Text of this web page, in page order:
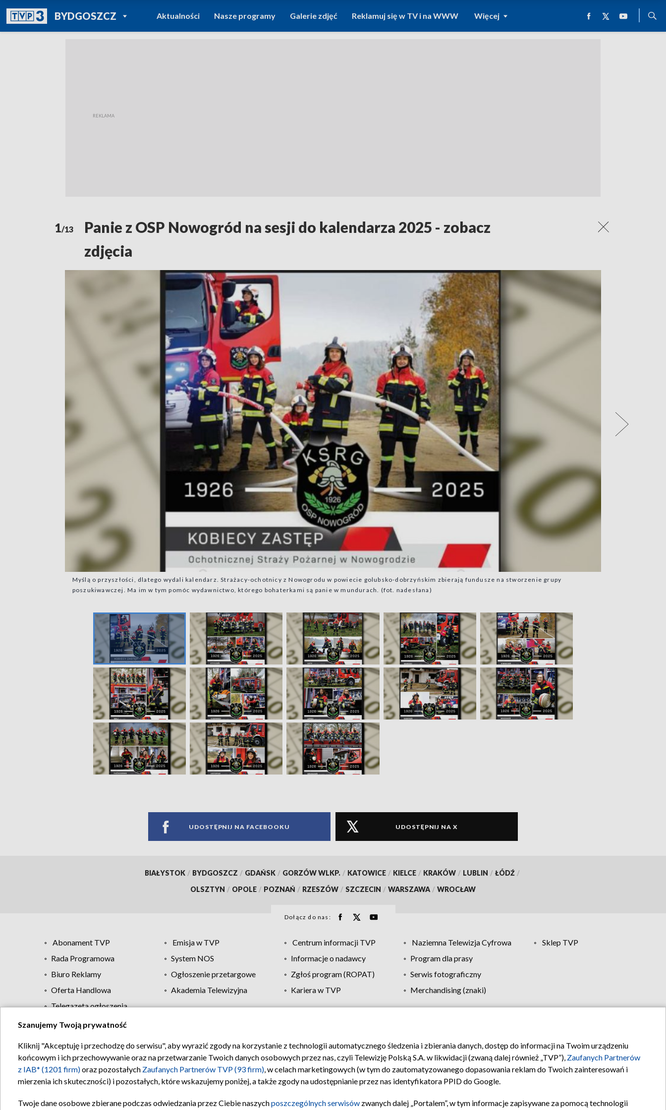
BYDGOSZCZPOWRÓT DO
TVP REGIONY
Aktualności Nasze programy Galerie zdjęć Reklamuj się w TV i na WWW Więcej
1/13
Panie z OSP Nowogród na sesji do kalendarza 2025 - zobacz
zdjęcia
Myślą o przyszłości, dlatego wydali kalendarz. Strażacy-ochotnicy z Nowogrodu w powiecie golubsko-dobrzyńskim zbierają fundusze na stworzenie grupy
poszukiwawczej. Ma im w tym pomóc wydawnictwo, którego bohaterkami są panie w mundurach. (fot. nadesłana)
UDOSTĘPNIJ NA FACEBOOKU UDOSTĘPNIJ NA X
BIAŁYSTOK / BYDGOSZCZ / GDAŃSK / GORZÓW WLKP. / KATOWICE / KIELCE / KRAKÓW / LUBLIN / ŁÓDŹ /
OLSZTYN / OPOLE / POZNAŃ / RZESZÓW / SZCZECIN / WARSZAWA / WROCŁAW
Dołącz do nas:
Abonament TVP Emisja w TVP Centrum informacji TVP Naziemna Telewizja Cyfrowa
Sklep TVP
Rada Programowa
System NOS Informacje o nadawcy
Program dla prasy
Biuro Reklamy
Ogłoszenie przetargowe Zgłoś program (ROPAT)
Serwis fotograficzny
Oferta Handlowa
Akademia Telewizyjna Kariera w TVP
Merchandising (znaki)
Telegazeta ogłoszenia
Regulamin TVP Polityka prywatności Moje zgody Pomoc Biuro reklamy Kontakt
Szanujemy Twoją prywatność
Kliknij "Akceptuję i przechodzę do serwisu", aby wyrazić zgody na korzystanie z technologii automatycznego śledzenia i zbierania danych, dostęp do informacji na Twoim urządzeniu
końcowym i ich przechowywanie oraz na przetwarzanie Twoich danych osobowych przez nas, czyli Telewizję Polską S.A. w likwidacji (zwaną dalej również „TVP”), Zaufanych Partnerów
z IAB* (1201 firm)oraz pozostałych Zaufanych Partnerów TVP (93 firm), w celach marketingowych (w tym do zautomatyzowanego dopasowania reklam do Twoich zainteresowań i
mierzenia ich skuteczności) i pozostałych, które wskazujemy poniżej, a także zgody na udostępnianie przez nas identyfikatora PPID do Google.
Twoje dane osobowe zbierane podczas odwiedzania przez Ciebie naszychposzczególnych serwisów zwanych dalej „Portalem”, w tym informacje zapisywane za pomocą technologii